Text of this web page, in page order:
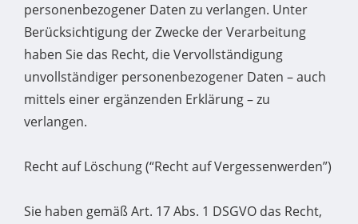
personenbezogener Daten zu verlangen. Unter
Berücksichtigung der Zwecke der Verarbeitung
haben Sie das Recht, die Vervollständigung
unvollständiger personenbezogener Daten – auch
mittels einer ergänzenden Erklärung – zu
verlangen.
Recht auf Löschung (“Recht auf Vergessenwerden”)
Sie haben gemäß Art. 17 Abs. 1 DSGVO das Recht,